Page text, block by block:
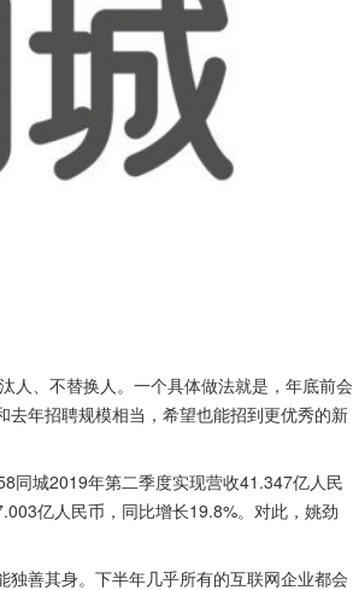
人、不替换人。一个具体做法就是，年底前会
年招聘规模相当，希望也能招到更优秀的新
同城2019年第二季度实现营收41.347亿人民
亿人民币，同比增长19.8%。对此，姚劲
善其身。下半年几乎所有的互联网企业都会